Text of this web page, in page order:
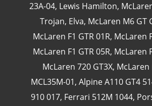
23A-04, Lewis Hamilton,
Trojan, Elva, McLaren M6 GT
McLaren F1 GTR 01R, McLaren
McLaren F1 GTR 05R, McLaren
McLaren 720 GT3X, McLaren
MCL35M-01, Alpine A110 GT4
910 017, Ferrari 512M 1044,
24 Heures Du Mans
Henri Pescarolo(8)
24 Heures Du Mans
24 Heures Du Mans
Artcar(5)